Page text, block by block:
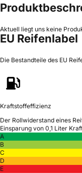
Aktuell liegt uns keine
EU Reifenlabel
Die Bestandteile des EU
Kraftstoffeffizienz
Der Rollwiderstand eines
Einsparung von 0,1 Liter
A
B
C
D
E